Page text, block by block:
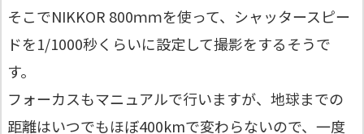
そこでNIKKOR 800ｍｍを使って、シャッタースピー
ドを1/1000秒くらいに設定して撮影をするそうで
す。
フォーカスもマニュアルで行いますが、地球までの
距離はいつでもほぼ400kmで変わらないので、一度